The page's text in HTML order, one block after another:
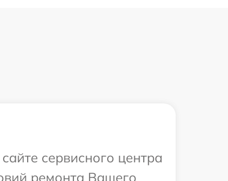
сервисного центра
ремонта Вашего